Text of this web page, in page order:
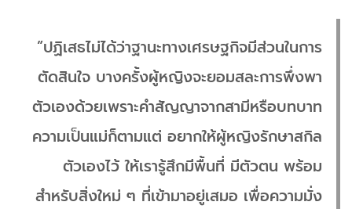
”ปฏิเสธไม่ได้ว่าฐานะทางเศรษฐกิจมีส่วนในการ
ตัดสินใจ บางครั้งผู้หญิงจะยอมสละการพึ่งพา
ตัวเองด้วยเพราะคำสัญญาจากสามีหรือบทบาท
ความเป็นแม่ก็ตามแต่ อยากให้ผู้หญิงรักษาสกิล
ตัวเองไว้ ให้เรารู้สึกมีพื้นที่ มีตัวตน พร้อม
สำหรับสิ่งใหม่ ๆ ที่เข้ามาอยู่เสมอ เพื่อความมั่ง